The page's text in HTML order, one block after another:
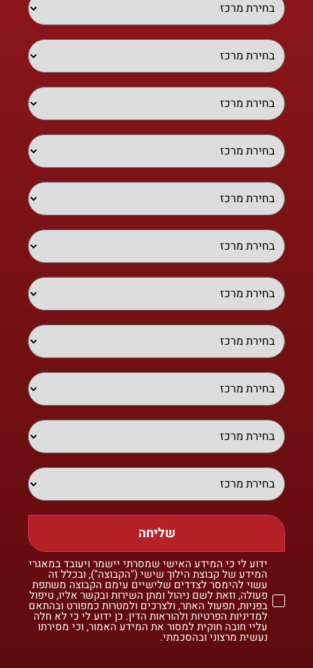
שליחה
ידוע לי כי המידע האישי שמסרתי יישמר ויעובד במאגרי
המידע של קבוצת הילוך שישי ("הקבוצה"), ובכלל זה
עשוי להימסר לצדדים שלישיים עימם הקבוצה משתפת
פעולה, וזאת לשם ניהול ומתן השירות ובקשר אליו, טיפול
בפניות, תפעול האתר, ולצרכים ולמטרות כמפורט ובהתאם
למדיניות הפרטיות ולהוראות הדין. כן ידוע לי כי לא חלה
עליי חובה חוקית למסור את המידע האמור, וכי מסירתו
נעשית מרצוני ובהסכמתי.